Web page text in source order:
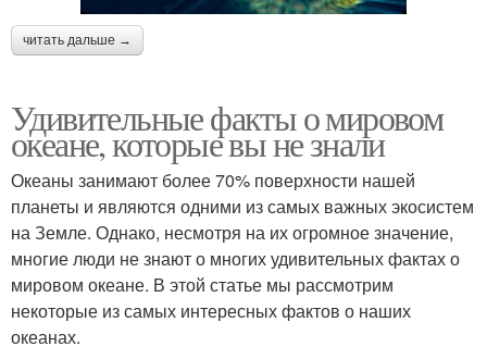
читать дальше →
Удивительные факты о мировом
океане, которые вы не знали
Океаны занимают более 70% поверхности нашей
планеты и являются одними из самых важных экосистем
на Земле. Однако, несмотря на их огромное значение,
многие люди не знают о многих удивительных фактах о
мировом океане. В этой статье мы рассмотрим
некоторые из самых интересных фактов о наших
океанах.